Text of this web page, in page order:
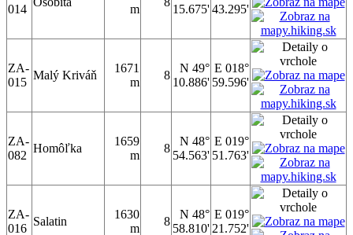
014
m
15.675'43.295'
ZA-
015
Malý Kriváň
1671
m
8
N 49°
10.886'
E 018°
59.596'
ZA-
082
Homôľka
1659
m
8
N 48°
54.563'
E 019°
51.763'
ZA-
016
Salatin
1630
m
8
N 48°
58.810'
E 019°
21.752'